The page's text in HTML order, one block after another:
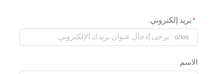
بريد إلكتروني
0/100
الاسم